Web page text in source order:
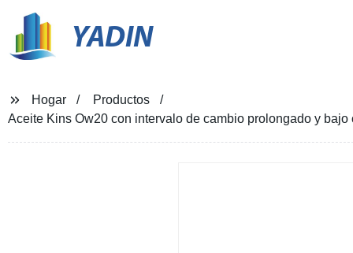
YADIN
Hogar
Productos
Aceite Kins Ow20 con intervalo de cambio prolongado y